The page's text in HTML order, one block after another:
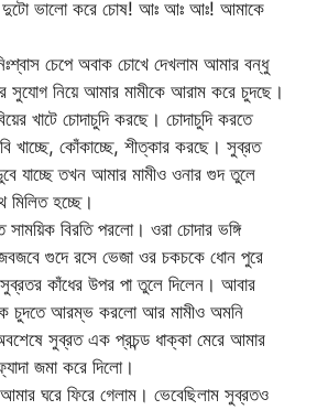
দুটো ভালো করে চোষ! আঃ আঃ আঃ! আমাকে
চেপে অবাক চোখে দেখলাম আমার বন্ধু
সুযোগ নিয়ে আমার মামীকে আরাম করে চুদছে।
খাটে চোদাচুদি করছে। চোদাচুদি করতে
খাচ্ছে, কোঁকাচ্ছে, শীত্কার করছে। সুব্রত
যাচ্ছে তখন আমার মামীও ওনার গুদ তুলে
মিলিত হচ্ছে।
বিরতি পরলো। ওরা চোদার ভঙ্গি
গুদে রসে ভেজা ওর চকচকে ধোন পুরে
কাঁধের উপর পা তুলে দিলেন। আবার
চুদতে আরম্ভ করলো আর মামীও অমনি
সুব্রত এক প্রচন্ড ধাক্কা মেরে আমার
জমা করে দিলো।
ঘরে ফিরে গেলাম। ভেবেছিলাম সুব্রতও